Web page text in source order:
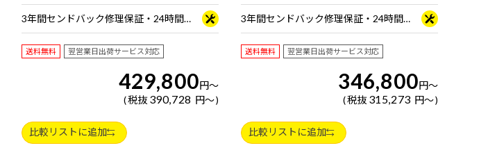
3年間センドバック修理保証・24時間×365日電話サポート
送料無料 翌営業日出荷サービス対応
429,800円～
税抜 390,728 円～
比較リストに追加
3年間センドバック修理保証・24時間×365日電話サポート
送料無料 翌営業日出荷サービス対応
346,800円～
税抜 315,273 円～
比較リストに追加